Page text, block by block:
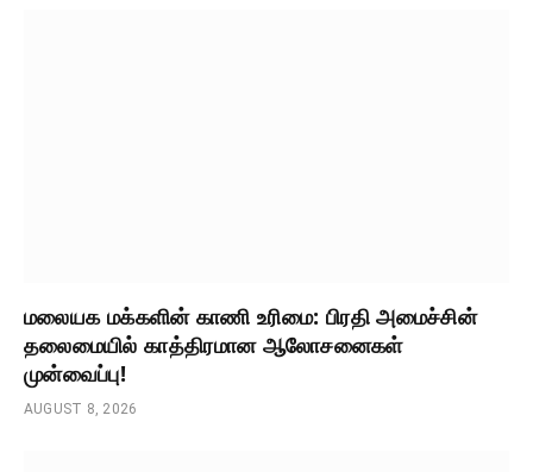
மலையக மக்களின் காணி உரிமை: பிரதி அமைச்சின்
தலைமையில் காத்திரமான ஆலோசனைகள்
முன்வைப்பு!
AUGUST 8, 2026